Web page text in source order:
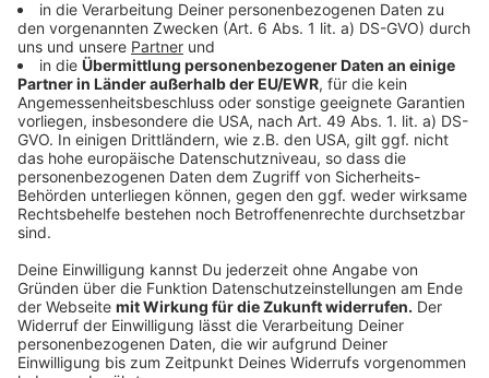
Stadtbahnen oft überfüllt wegen Fahrzeugmangel
durch Unfälle
Aktueller Qualitätsbericht der Rheinbahn
Anzeige
Folge uns für mehr News & Updates:
Instagram |Facebook|WhatsApp-Kanal
Anzeige